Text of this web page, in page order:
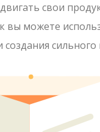
свои
вы можете